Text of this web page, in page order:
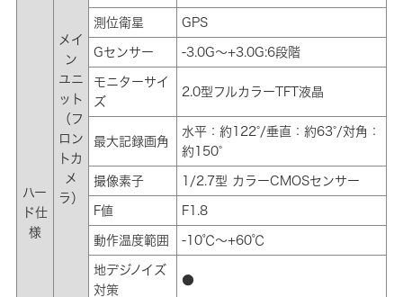
ハー
ド仕
様
メイ
ン
ユニ
ット
（フ
ロン
トカ
メ
ラ）
測位衛星 GPS
Gセンサー -3.0G～+3.0G:6段階
モニターサイ
ズ
2.0型フルカラーTFT液晶
最大記録画角
水平：約122°/垂直：約63°/対角：
約150°
撮像素子 1/2.7型 カラーCMOSセンサー
F値 F1.8
動作温度範囲 -10℃～+60℃
地デジノイズ
対策
●